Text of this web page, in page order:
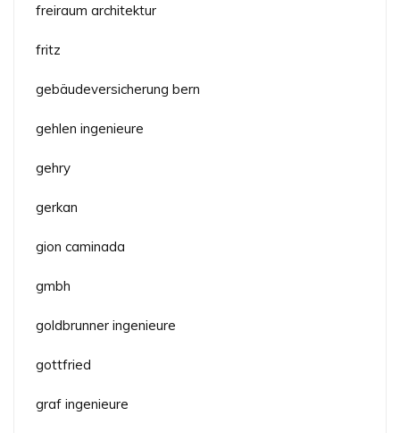
freiraum architektur
fritz
gebäudeversicherung bern
gehlen ingenieure
gehry
gerkan
gion caminada
gmbh
goldbrunner ingenieure
gottfried
graf ingenieure